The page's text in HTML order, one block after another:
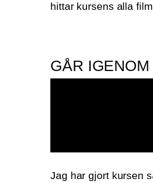
hittar kursens alla
GÅR
Jag har gjort kursen